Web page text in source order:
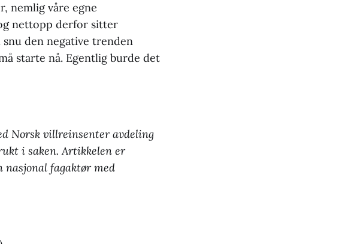
nemlig våre egne
nettopp derfor sitter
den negative trenden
starte nå. Egentlig burde det
Norsk villreinsenter avdeling
i saken. Artikkelen er
nasjonal fagaktør med